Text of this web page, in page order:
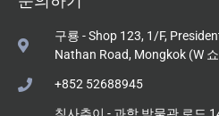
구룡 - Shop 123, 1/F,
Nathan Road, Mongkok (W
+852 52688945